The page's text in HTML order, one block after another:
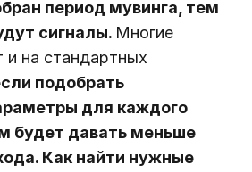
период мувинга, тем
сигналы. Многие
на стандартных
подобрать
для каждого
будет давать меньше
Как найти нужные